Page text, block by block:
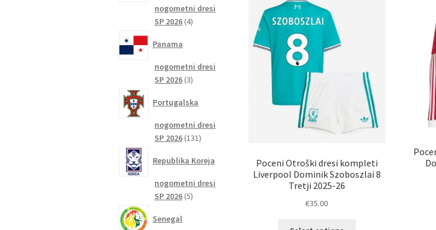
izdelka
Poceni Otroški dresi kompleti
Liverpool Dominik Szoboszlai 8
Tretji 2025-26
€35.00
nogometni dresi
SP 2026 44
Panama
nogometni dresi
SP 2026 33
Portugalska
nogometni dresi
SP 2026 131131
Republika Koreja
nogometni dresi
SP 2026 55
Senegal